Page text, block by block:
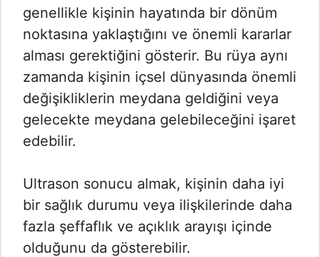
genellikle kişinin hayatında bir dönüm
noktasına yaklaştığını ve önemli kararlar
alması gerektiğini gösterir. Bu rüya aynı
zamanda kişinin içsel dünyasında önemli
değişikliklerin meydana geldiğini veya
gelecekte meydana gelebileceğini işaret
edebilir.
Ultrason sonucu almak, kişinin daha iyi
bir sağlık durumu veya ilişkilerinde daha
fazla şeffaflık ve açıklık arayışı içinde
olduğunu da gösterebilir.